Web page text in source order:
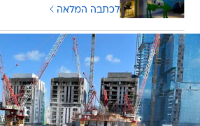
לכתבה המלאה